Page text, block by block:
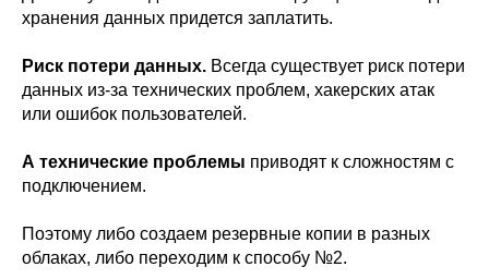
хранения данных придется заплатить.
Риск потери данных. Всегда существует риск потери
данных из-за технических проблем, хакерских атак
или ошибок пользователей.
А технические проблемы приводят к сложностям с
подключением.
Поэтому либо создаем резервные копии в разных
облаках, либо переходим к способу №2.